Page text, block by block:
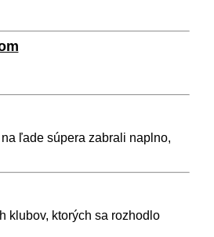
ľade súpera zabrali naplno,
klubov, ktorých sa rozhodlo